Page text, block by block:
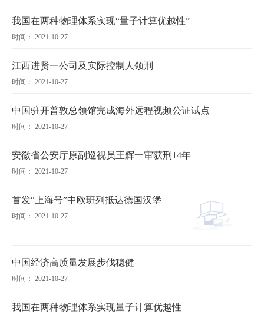
我国在两种物理体系实现“量子计算优越性”
时间： 2021-10-27
江西进贤一公司及实际控制人领刑
时间： 2021-10-27
中国驻开普敦总领馆完成海外远程视频公证试点
时间： 2021-10-27
安徽省公安厅原副巡视员王辉一审获刑14年
时间： 2021-10-27
首发“上海号”中欧班列抵达德国汉堡
时间： 2021-10-27
中国经济高质量发展步伐稳健
时间： 2021-10-27
我国在两种物理体系实现量子计算优越性